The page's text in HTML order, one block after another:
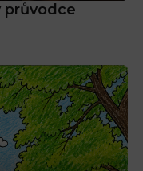
průvodce